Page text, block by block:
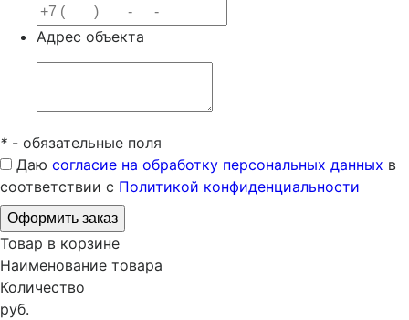
Адрес объекта
* - обязательные поля
Даю согласие на обработку персональных данных в
соответствии с Политикой конфиденциальности
Товар в корзине
Наименование товара
Количество
руб.